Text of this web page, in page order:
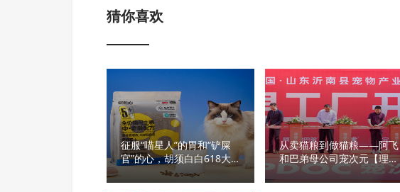
猜你喜欢
征服“喵星人”的胃和“铲屎
官”的心，胡须白白618大
从卖猫粮到做猫粮——阿飞
和巴弟母公司宠次元【理想
工厂】正式开幕